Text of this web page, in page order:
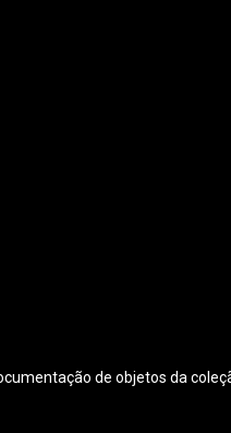
de objetos da